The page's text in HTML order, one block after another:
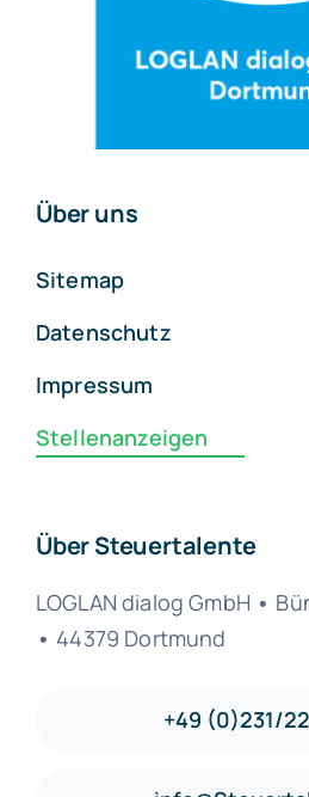
Über uns
Sitemap
Datenschutz
Impressum
Stellenanzeigen
Über Steuertalente
LOGLAN dialog GmbH •
• 44379 Dortmund
+49 (0)231/